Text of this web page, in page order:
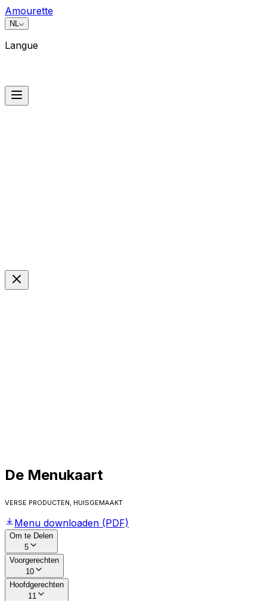
Amourette
NL
Langue
De Menukaart
Verse producten, huisgemaakt
Menu downloaden (PDF)
Om te Delen
5
Voorgerechten
10
Hoofdgerechten
11